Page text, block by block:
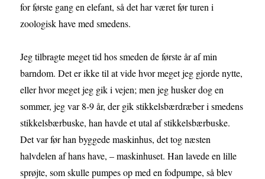
for første gang en elefant, så det har været før turen i
zoologisk have med smedens.
Jeg tilbragte meget tid hos smeden de første år af min
barndom. Det er ikke til at vide hvor meget jeg gjorde nytte,
eller hvor meget jeg gik i vejen; men jeg husker dog en
sommer, jeg var 8-9 år, der gik stikkelsbærdræber i smedens
stikkelsbærbuske, han havde et utal af stikkelsbærbuske.
Det var før han byggede maskinhus, det tog næsten
halvdelen af hans have, – maskinhuset. Han lavede en lille
sprøjte, som skulle pumpes op med en fodpumpe, så blev